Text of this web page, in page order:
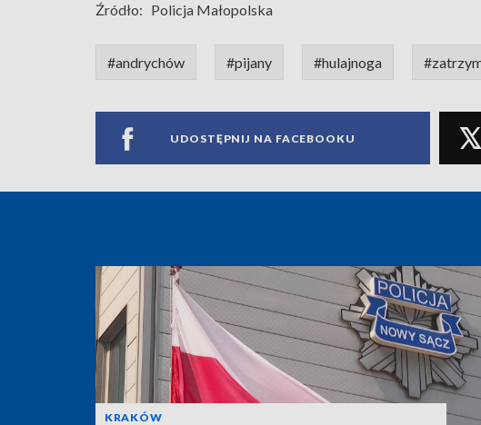
Źródło: Policja Małopolska
#andrychów #pijany #hulajnoga
UDOSTĘPNIJ NA FACEBOOKU
KRAKÓW